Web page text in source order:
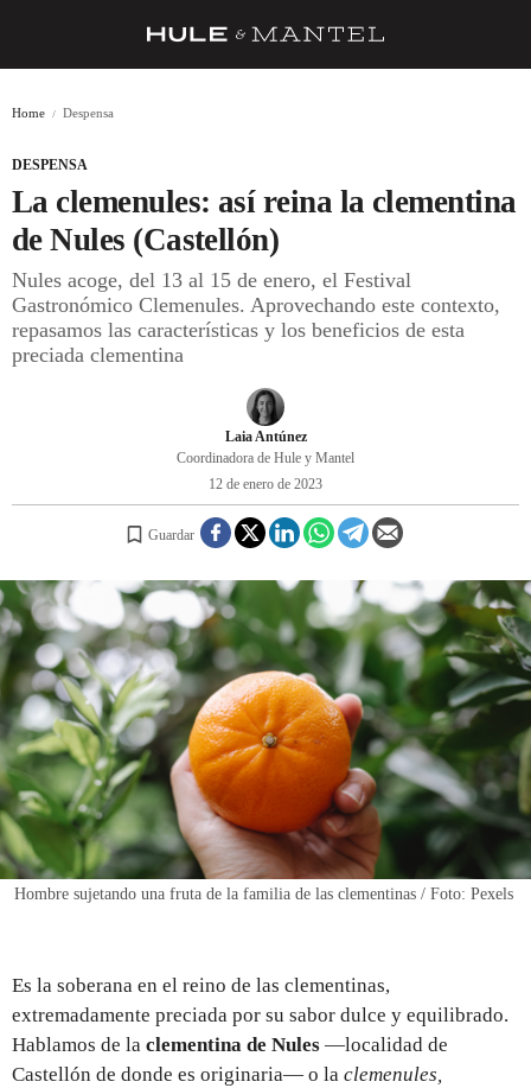
BARRAS Y ESTRELLAS
DÓNDE COMER
ÍDOLOS DE MESAS
A CUCHILLO
REGISTRO
INICIAR SESIÓN
Home Despensa
DESPENSA
La clemenules: así reina la clementina
de Nules (Castellón)
Nules acoge, del 13 al 15 de enero, el Festival
Gastronómico Clemenules. Aprovechando este contexto,
repasamos las características y los beneficios de esta
preciada clementina
Laia Antúnez
Coordinadora de Hule y Mantel
12 de enero de 2023
Guardar
Hombre sujetando una fruta de la familia de las clementinas / Foto: Pexels
Es la soberana en el reino de las clementinas,
extremadamente preciada por su sabor dulce y equilibrado.
Hablamos de la clementina de Nules —localidad de
Castellón de donde es originaria— o la clemenules,